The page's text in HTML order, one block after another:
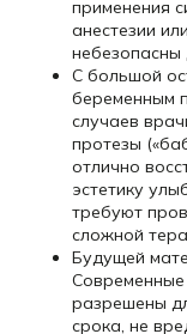
применения
анестезии
небезопасны
С большой
беременным
случаев
протезы
отлично
эстетику
требуют
сложной
Будущей
разрешены
срока, не